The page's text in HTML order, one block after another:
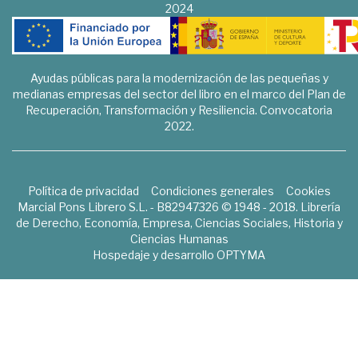
2024
Ayudas públicas para la modernización de las pequeñas y
medianas empresas del sector del libro en el marco del Plan de
Recuperación, Transformación y Resiliencia. Convocatoria
2022.
Política de privacidad Condiciones generales
Cookies
Marcial Pons Librero S.L. - B82947326 © 1948 - 2018. Librería
de Derecho, Economía, Empresa, Ciencias Sociales, Historia y
Ciencias Humanas
Hospedaje y desarrollo OPTYMA